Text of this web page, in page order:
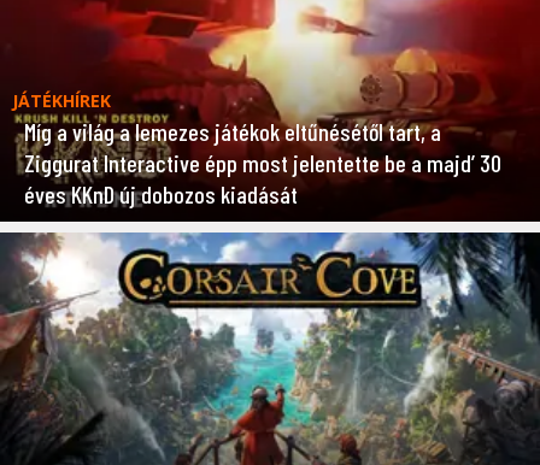
JÁTÉKHÍREK
Míg a világ a lemezes játékok eltűnésétől tart, a
Ziggurat Interactive épp most jelentette be a majd’ 30
éves KKnD új dobozos kiadását